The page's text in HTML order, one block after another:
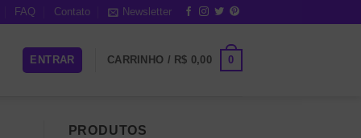
FAQ Contato Newsletter
ENTRAR CARRINHO / R$ 0,00 0
PRODUTOS